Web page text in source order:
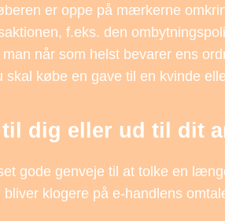
er oppe på mærkerne
f.eks. den
når som helst bevarer ens
skal købe en gave til en kvinde
dig eller ud til dit
gode genveje til at tolke en
klogere på e-handlens